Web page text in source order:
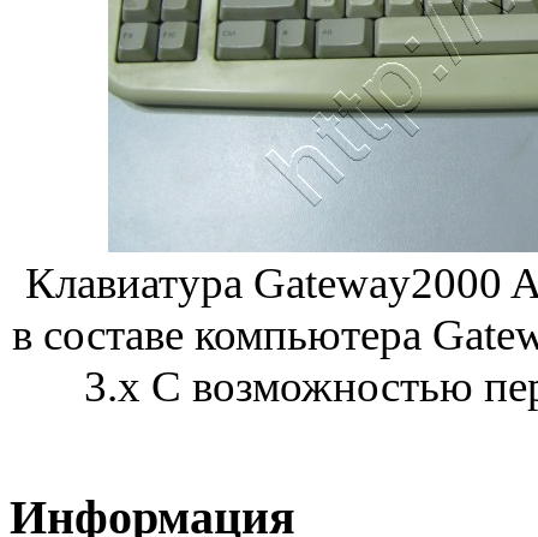
Клавиатура Gateway2000
в составе компьютера
3.x С возможностью
Информация